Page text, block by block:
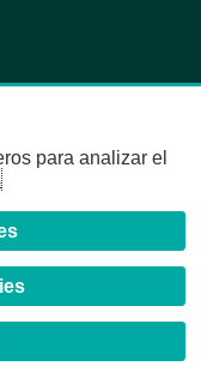
para analizar el